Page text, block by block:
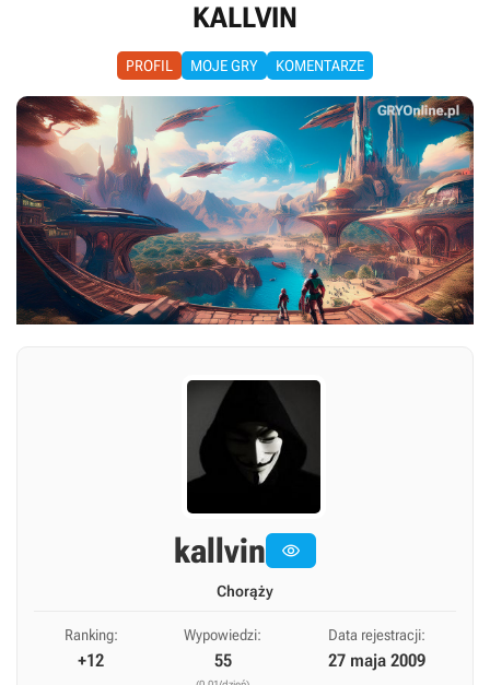
KALLVIN
PROFIL MOJE GRY KOMENTARZE
kallvin 
Chorąży
Ranking:
+12
Wypowiedzi:
55
Data rejestracji:
27 maja 2009